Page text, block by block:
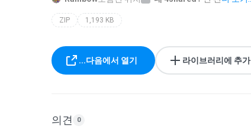
ZIP 1,193 KB
...다음에서 열기 라이브러리에 추가
의견 0